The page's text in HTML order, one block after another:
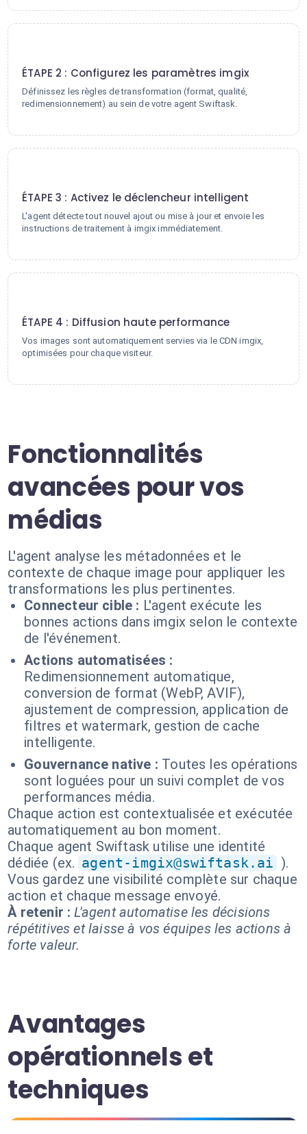
ÉTAPE 2 : Configurez les paramètres imgix
Définissez les règles de transformation (format, qualité,
redimensionnement) au sein de votre agent Swiftask.
ÉTAPE 3 : Activez le déclencheur intelligent
L'agent détecte tout nouvel ajout ou mise à jour et envoie les
instructions de traitement à imgix immédiatement.
ÉTAPE 4 : Diffusion haute performance
Vos images sont automatiquement servies via le CDN imgix,
optimisées pour chaque visiteur.
Fonctionnalités
avancées pour vos
médias
L'agent analyse les métadonnées et le
contexte de chaque image pour appliquer les
transformations les plus pertinentes.
Connecteur cible : L'agent exécute les
bonnes actions dans imgix selon le contexte
de l'événement.
Actions automatisées :
Redimensionnement automatique,
conversion de format (WebP, AVIF),
ajustement de compression, application de
filtres et watermark, gestion de cache
intelligente.
Gouvernance native : Toutes les opérations
sont loguées pour un suivi complet de vos
performances média.
Chaque action est contextualisée et exécutée
automatiquement au bon moment.
Chaque agent Swiftask utilise une identité
dédiée (ex. agent-imgix@swiftask.ai ).
Vous gardez une visibilité complète sur chaque
action et chaque message envoyé.
À retenir : L'agent automatise les décisions
répétitives et laisse à vos équipes les actions à
forte valeur.
Avantages
opérationnels et
techniques